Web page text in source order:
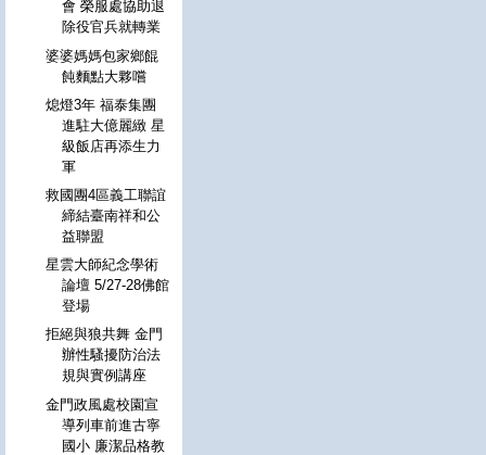
會 榮服處協助退
除役官兵就轉業
婆婆媽媽包家鄉餛
飩麵點大夥嚐
熄燈3年 福泰集團
進駐大億麗緻 星
級飯店再添生力
軍
救國團4區義工聯誼
締結臺南祥和公
益聯盟
星雲大師紀念學術
論壇 5/27-28佛館
登場
拒絕與狼共舞 金門
辦性騷擾防治法
規與實例講座
金門政風處校園宣
導列車前進古寧
國小 廉潔品格教